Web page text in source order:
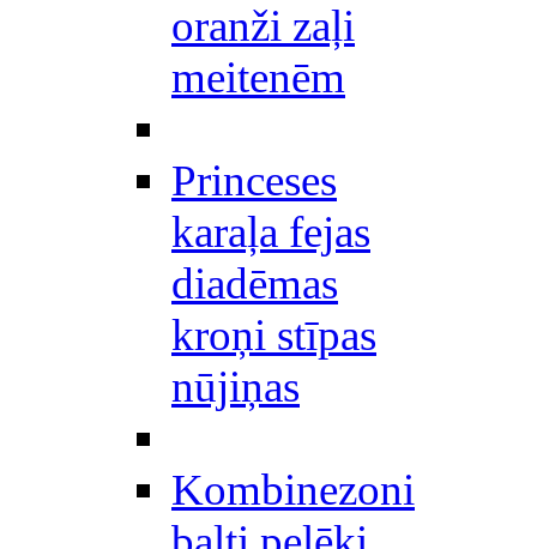
oranži zaļi
meitenēm
Princeses
karaļa fejas
diadēmas
kroņi stīpas
nūjiņas
Kombinezoni